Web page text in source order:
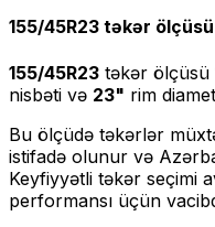
155/45R23 təkər ölçüsü
155/45R23 təkər ölçüsü
nisbəti və 23" rim
Bu ölçüdə təkərlər
istifadə olunur və
Keyfiyyətli təkər seçimi
performansı üçün